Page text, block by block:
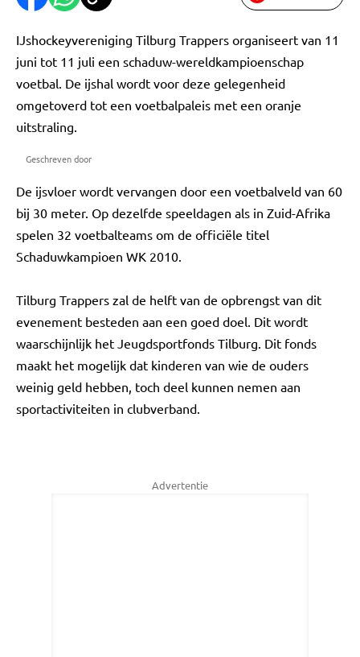
IJshockeyvereniging Tilburg Trappers organiseert van 11
juni tot 11 juli een schaduw-wereldkampioenschap
voetbal. De ijshal wordt voor deze gelegenheid
omgetoverd tot een voetbalpaleis met een oranje
uitstraling.
Geschreven door
De ijsvloer wordt vervangen door een voetbalveld van 60
bij 30 meter. Op dezelfde speeldagen als in Zuid-Afrika
spelen 32 voetbalteams om de officiële titel
Schaduwkampioen WK 2010.
Tilburg Trappers zal de helft van de opbrengst van dit
evenement besteden aan een goed doel. Dit wordt
waarschijnlijk het Jeugdsportfonds Tilburg. Dit fonds
maakt het mogelijk dat kinderen van wie de ouders
weinig geld hebben, toch deel kunnen nemen aan
sportactiviteiten in clubverband.
Advertentie